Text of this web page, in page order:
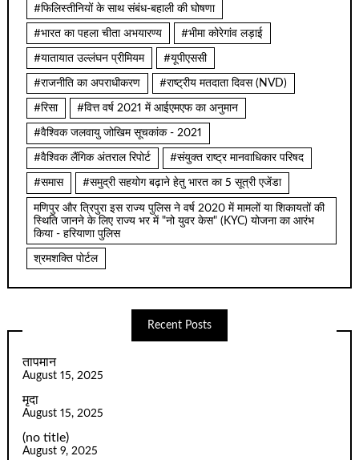
#फिलिस्तीनियों के साथ संबंध-बहाली की घोषणा
#भारत का पहला चीता अभयारण्य #भीमा कोरेगांव लड़ाई
#यातायात उल्लंघन प्रीमियम #यूपीएससी
#राजनीति का अपराधीकरण #राष्ट्रीय मतदाता दिवस (NVD)
#रिसा #वित्त वर्ष 2021 में आईएमएफ का अनुमान
#वैश्विक जलवायु जोखिम सूचकांक - 2021
#वैश्विक लैंगिक अंतराल रिपोर्ट #संयुक्त राष्ट्र मानवाधिकार परिषद
#समास #समुद्री सहयोग बढ़ाने हेतु भारत का 5 सूत्री एजेंडा
मणिपुर और त्रिपुरा इस राज्य पुलिस ने वर्ष 2020 में मामलों या शिकायतों की
स्थिति जानने के लिए राज्य भर में "नो युवर केस" (KYC) योजना का आरंभ
किया - हरियाणा पुलिस
श्रमशक्ति पोर्टल
Recent Posts
तापमान
August 15, 2025
मृदा
August 15, 2025
(no title)
August 9, 2025